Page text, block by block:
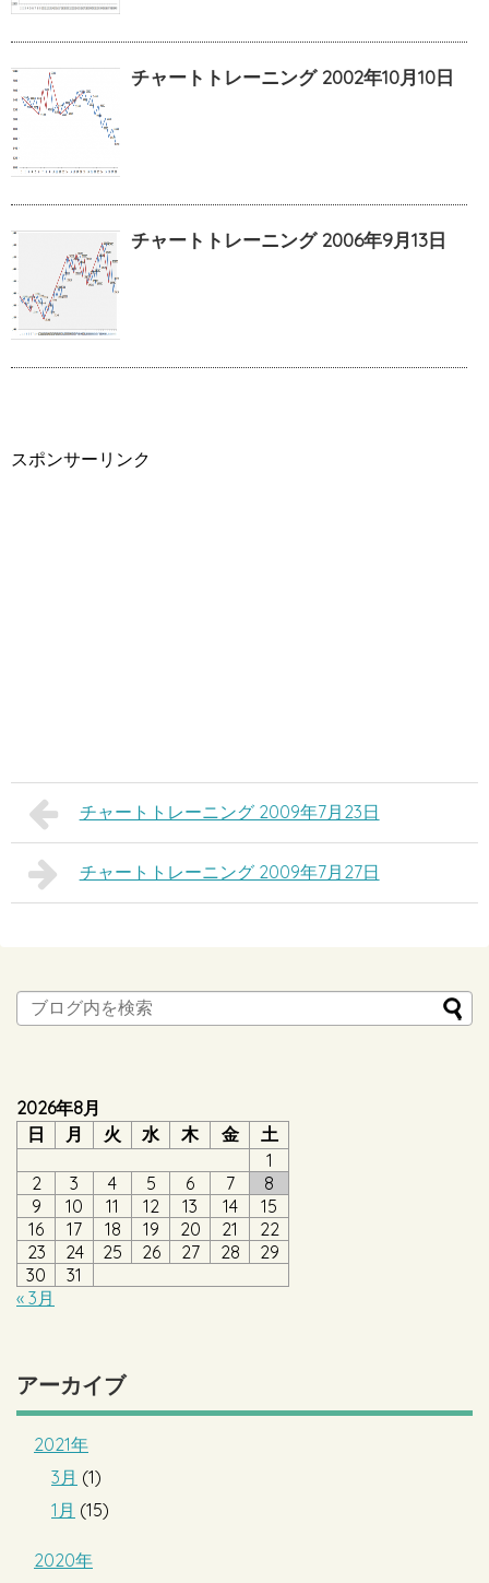
チャートトレーニング 2002年10月10日
チャートトレーニング 2006年9月13日
スポンサーリンク
チャートトレーニング 2009年7月23日
チャートトレーニング 2009年7月27日
2026年8月
日
月 火 水 木 金
土
1
2
3 4 5 6 7
8
9
10 11 12 13 14
15
16
17 18 19 20 21
22
23
24 25 26 27 28
29
30
31
« 3月
アーカイブ
2021年
3月 (1)
1月 (15)
2020年